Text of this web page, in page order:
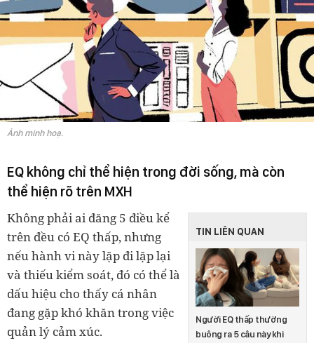
Ảnh minh hoạ.
EQ không chỉ thể hiện trong đời sống, mà còn
thể hiện rõ trên MXH
TIN LIÊN QUAN
Người EQ thấp thường
buông ra 5 câu này khi
Không phải ai đăng 5 điều kể
trên đều có EQ thấp, nhưng
nếu hành vi này lặp đi lặp lại
và thiếu kiểm soát, đó có thể là
dấu hiệu cho thấy cá nhân
đang gặp khó khăn trong việc
quản lý cảm xúc.